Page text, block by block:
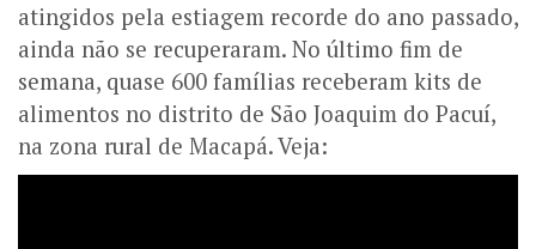
atingidos pela estiagem recorde do ano passado,
ainda não se recuperaram. No último fim de
semana, quase 600 famílias receberam kits de
alimentos no distrito de São Joaquim do Pacuí,
na zona rural de Macapá. Veja: